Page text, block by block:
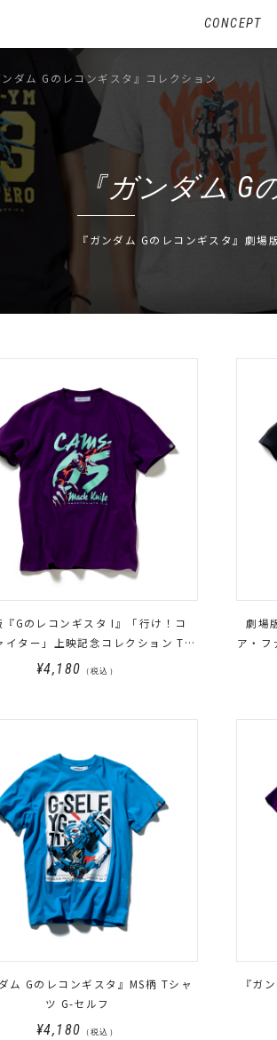
CONCEPT
ンダム Gのレコンギスタ』コレクション
『ガンダム
『ガンダム Gのレコンギスタ』劇場
『Gのレコンギスタ I』「行け！コ
イター」上映記念コレクション Tシ
ャツ マックナイフ
¥4,180 （税込）
劇場
ア・フ
ム Gのレコンギスタ』MS柄 Tシャ
ツ G-セルフ
¥4,180 （税込）
『ガ